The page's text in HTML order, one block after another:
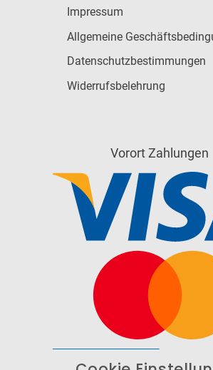
Impressum
Allgemeine
Datenschutzbestimmungen
Widerrufsbelehrung
Vorort Zahlungen